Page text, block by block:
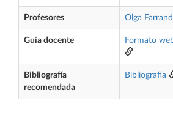
Profesores Olga
Guía docente Formato
Bibliografía
recomendada
Bibliografía